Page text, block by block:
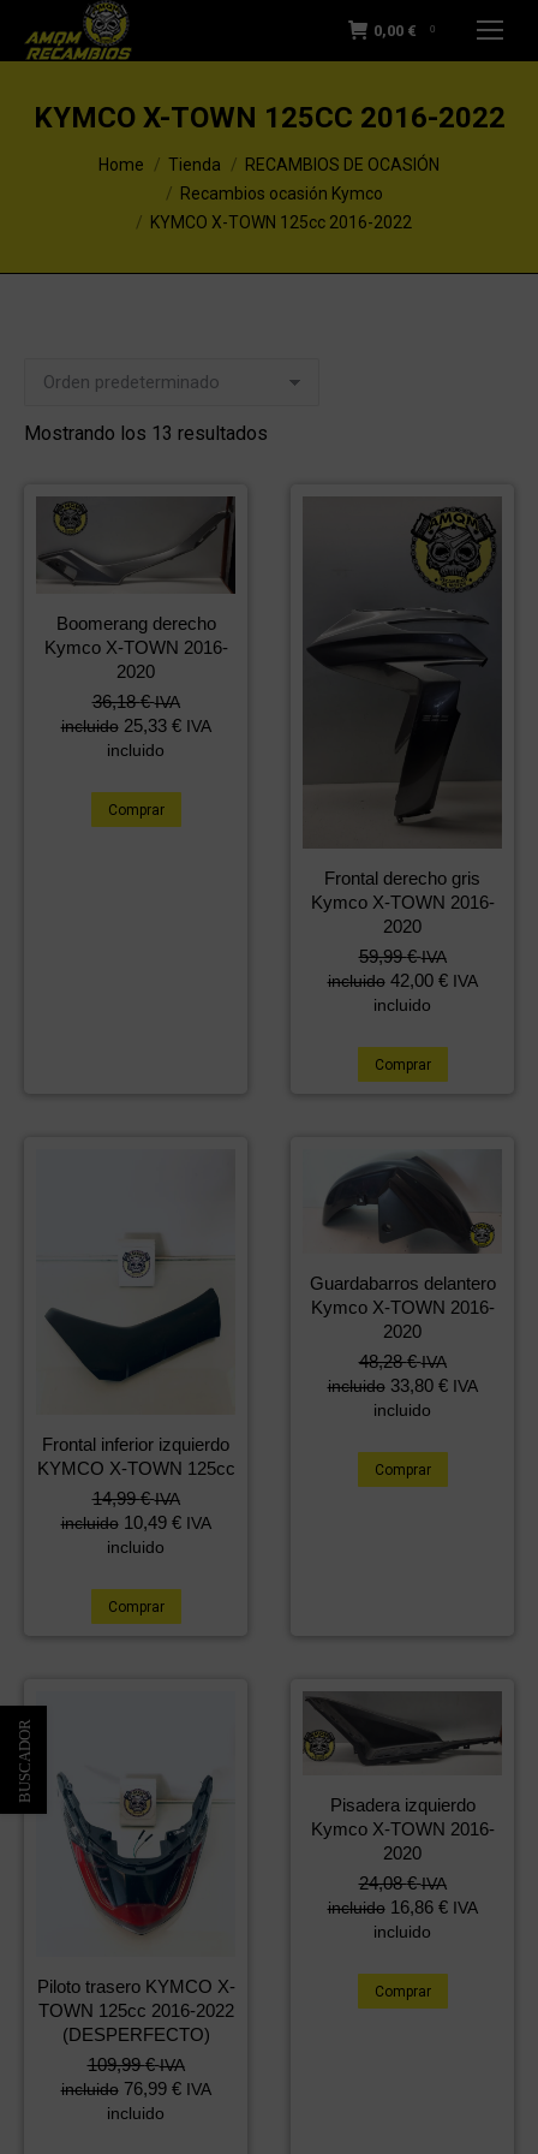
0,00 € 0
KYMCO X-TOWN 125CC 2016-2022
You are here:Home Tienda
RECAMBIOS DE OCASIÓN
Recambios ocasión Kymco
KYMCO X-TOWN 125cc 2016-2022
Mostrando los 13 resultados
Boomerang derecho
Kymco X-TOWN 2016-
2020
36,18€ IVA
incluido 25,33 € IVA
incluido
Comprar
Frontal derecho gris
Kymco X-TOWN 2016-
2020
59,99€ IVA
incluido 42,00 € IVA
incluido
Comprar
Frontal inferior izquierdo
KYMCO X-TOWN 125cc
14,99€ IVA
incluido 10,49 € IVA
incluido
Comprar
Guardabarros delantero
Kymco X-TOWN 2016-
2020
48,28€ IVA
incluido 33,80 € IVA
incluido
Comprar
Piloto trasero KYMCO X-
TOWN 125cc 2016-2022
(DESPERFECTO)
109,99€ IVA
incluido 76,99 € IVA
incluido
Pisadera izquierdo
Kymco X-TOWN 2016-
2020
24,08€ IVA
incluido 16,86 € IVA
incluido
Comprar